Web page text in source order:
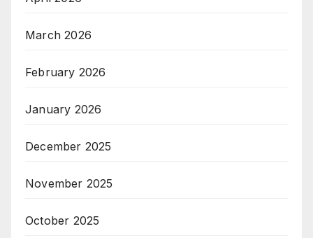
March 2026
February 2026
January 2026
December 2025
November 2025
October 2025